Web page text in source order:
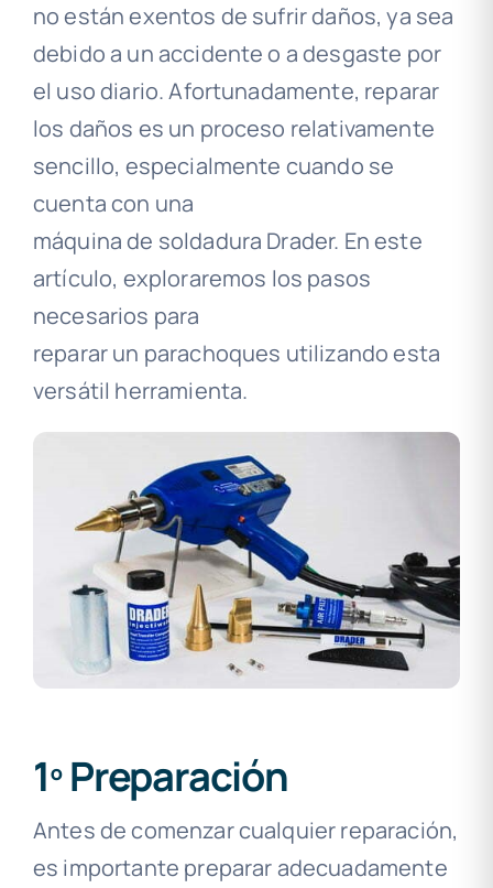
no están exentos de sufrir daños, ya sea
debido a un accidente o a desgaste por
el uso diario. Afortunadamente, reparar
los daños es un proceso relativamente
sencillo, especialmente cuando se
cuenta con una
máquina de soldadura Drader. En este
artículo, exploraremos los pasos
necesarios para
reparar un parachoques utilizando esta
versátil herramienta.
1º Preparación
Antes de comenzar cualquier reparación,
es importante preparar adecuadamente